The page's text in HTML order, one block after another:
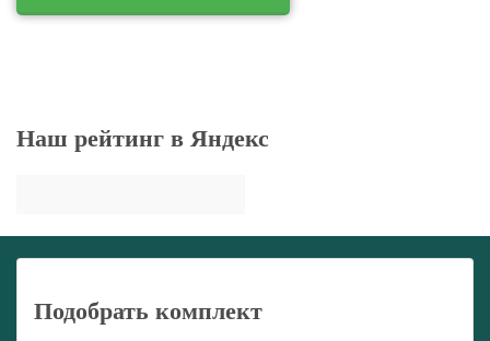
Наш рейтинг в Яндекс
Подобрать комплект